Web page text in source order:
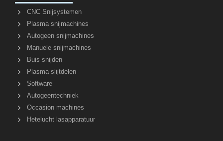
CNC Snijsystemen
Plasma snijmachines
Autogeen snijmachines
Manuele snijmachines
Buis snijden
Plasma slijtdelen
Software
Autogeentechniek
Occasion machines
Hetelucht lasapparatuur